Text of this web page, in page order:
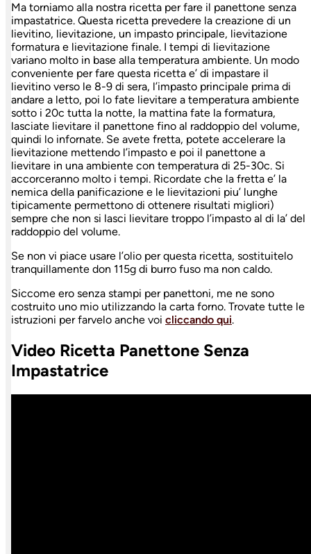
Ma torniamo alla nostra ricetta per fare il panettone senza
impastatrice. Questa ricetta prevedere la creazione di un
lievitino, lievitazione, un impasto principale, lievitazione
formatura e lievitazione finale. I tempi di lievitazione
variano molto in base alla temperatura ambiente. Un modo
conveniente per fare questa ricetta e’ di impastare il
lievitino verso le 8-9 di sera, l’impasto principale prima di
andare a letto, poi lo fate lievitare a temperatura ambiente
sotto i 20c tutta la notte, la mattina fate la formatura,
lasciate lievitare il panettone fino al raddoppio del volume,
quindi lo infornate. Se avete fretta, potete accelerare la
lievitazione mettendo l’impasto e poi il panettone a
lievitare in una ambiente con temperatura di 25-30c. Si
accorceranno molto i tempi. Ricordate che la fretta e’ la
nemica della panificazione e le lievitazioni piu’ lunghe
tipicamente permettono di ottenere risultati migliori)
sempre che non si lasci lievitare troppo l’impasto al di la’ del
raddoppio del volume.
Se non vi piace usare l’olio per questa ricetta, sostituitelo
tranquillamente don 115g di burro fuso ma non caldo.
Siccome ero senza stampi per panettoni, me ne sono
costruito uno mio utilizzando la carta forno. Trovate tutte le
istruzioni per farvelo anche voi cliccando qui.
Video Ricetta Panettone Senza
Impastatrice